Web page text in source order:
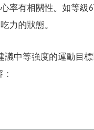
率有相關性。如等級
力的狀態。
中等強度的運動目